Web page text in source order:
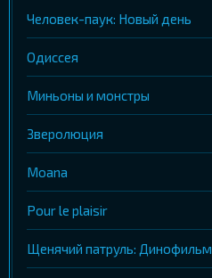
Человек-паук: Новый день
Одиссея
Миньоны и монстры
Зверолюция
Moana
Pour le plaisir
Щенячий патруль: Динофильм